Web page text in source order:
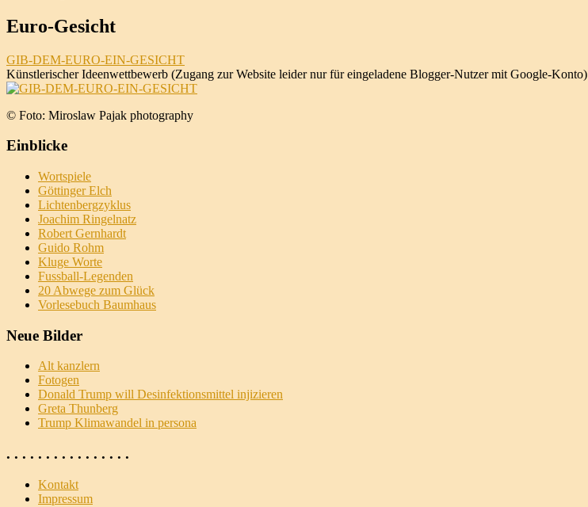
Euro-Gesicht
GIB-DEM-EURO-EIN-GESICHT
Künstlerischer Ideenwettbewerb (Zugang zur Website leider nur für eingeladene Blogger-Nutzer mit Google-Konto)
© Foto: Miroslaw Pajak photography
Einblicke
Wortspiele
Göttinger Elch
Lichtenbergzyklus
Joachim Ringelnatz
Robert Gernhardt
Guido Rohm
Kluge Worte
Fussball-Legenden
20 Abwege zum Glück
Vorlesebuch Baumhaus
Neue Bilder
Alt kanzlern
Fotogen
Donald Trump will Desinfektionsmittel injizieren
Greta Thunberg
Trump Klimawandel in per­so­na
. . . . . . . . . . . . . . . .
Kontakt
Impressum